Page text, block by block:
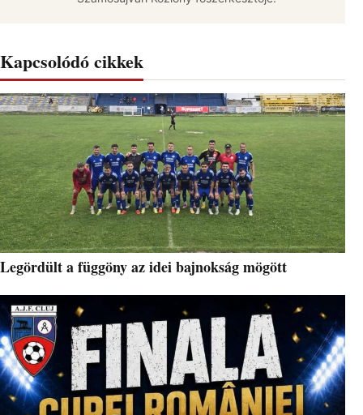
Kapcsolódó cikkek
Legördült a függöny az idei bajnokság mögött